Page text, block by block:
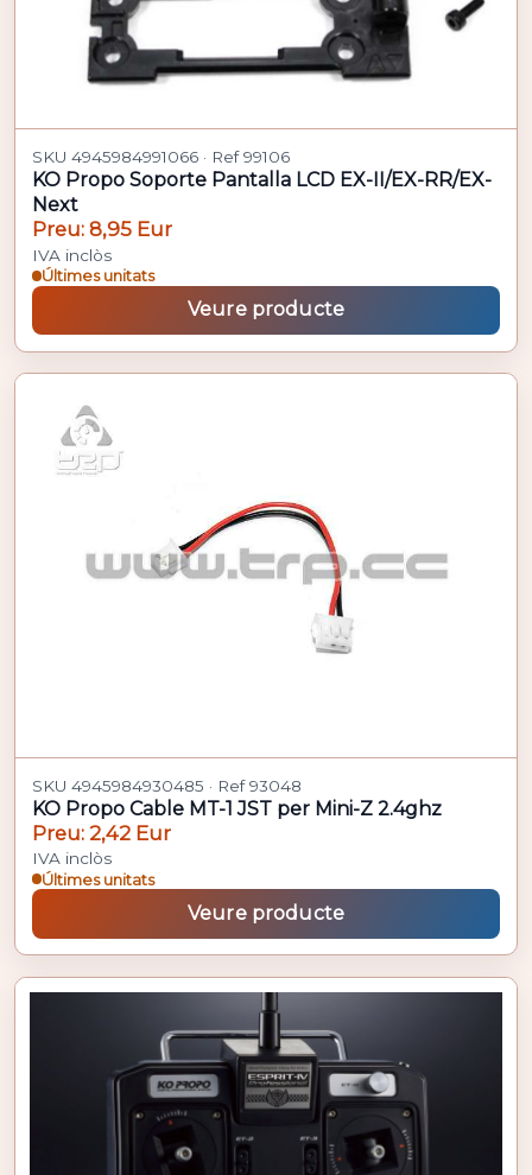
SKU 4945984991066 · Ref 99106
KO Propo Soporte Pantalla LCD EX-II/EX-RR/EX-
Next
Preu: 8,95 Eur
IVA inclòs
Últimes unitats
Veure producte
SKU 4945984930485 · Ref 93048
KO Propo Cable MT-1 JST per Mini-Z 2.4ghz
Preu: 2,42 Eur
IVA inclòs
Últimes unitats
Veure producte